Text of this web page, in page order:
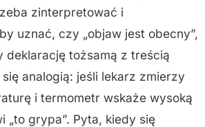
zinterpretować i
uznać, czy „objaw jest obecny”,
deklarację tożsamą z treścią
się analogią: jeśli lekarz zmierzy
i termometr wskaże wysoką
„to grypa”. Pyta, kiedy się